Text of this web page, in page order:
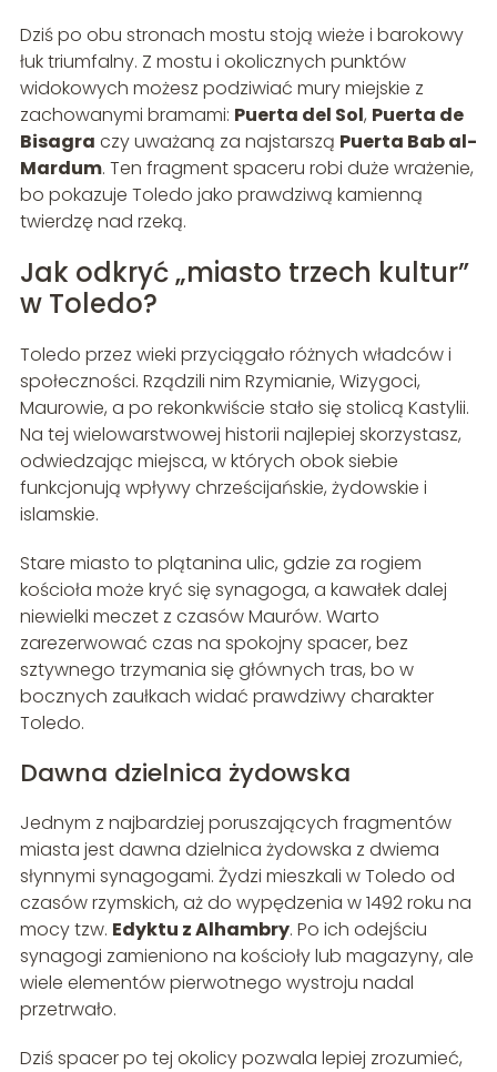
Dziś po obu stronach mostu stoją wieże i barokowy
łuk triumfalny. Z mostu i okolicznych punktów
widokowych możesz podziwiać mury miejskie z
zachowanymi bramami: Puerta del Sol, Puerta de
Bisagra czy uważaną za najstarszą Puerta Bab al-
Mardum. Ten fragment spaceru robi duże wrażenie,
bo pokazuje Toledo jako prawdziwą kamienną
twierdzę nad rzeką.
Jak odkryć „miasto trzech kultur”
w Toledo?
Toledo przez wieki przyciągało różnych władców i
społeczności. Rządzili nim Rzymianie, Wizygoci,
Maurowie, a po rekonkwiście stało się stolicą Kastylii.
Na tej wielowarstwowej historii najlepiej skorzystasz,
odwiedzając miejsca, w których obok siebie
funkcjonują wpływy chrześcijańskie, żydowskie i
islamskie.
Stare miasto to plątanina ulic, gdzie za rogiem
kościoła może kryć się synagoga, a kawałek dalej
niewielki meczet z czasów Maurów. Warto
zarezerwować czas na spokojny spacer, bez
sztywnego trzymania się głównych tras, bo w
bocznych zaułkach widać prawdziwy charakter
Toledo.
Dawna dzielnica żydowska
Jednym z najbardziej poruszających fragmentów
miasta jest dawna dzielnica żydowska z dwiema
słynnymi synagogami. Żydzi mieszkali w Toledo od
czasów rzymskich, aż do wypędzenia w 1492 roku na
mocy tzw. Edyktu z Alhambry. Po ich odejściu
synagogi zamieniono na kościoły lub magazyny, ale
wiele elementów pierwotnego wystroju nadal
przetrwało.
Dziś spacer po tej okolicy pozwala lepiej zrozumieć,